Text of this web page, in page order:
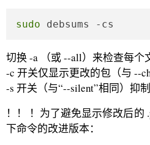
sudo debsums -cs
切换 -a （或 --all）来检查每个
-c 开关仅显示更改的包（与 --
-s 开关（与“--silent”相同）抑
！！ ！为了避免显示修改后的
下命令的改进版本：